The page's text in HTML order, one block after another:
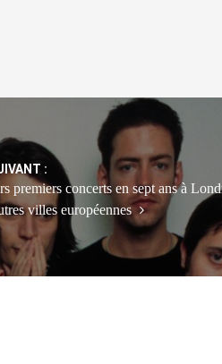
:
premiers concerts en sept ans à
villes européennes